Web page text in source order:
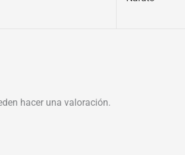
hacer una valoración.